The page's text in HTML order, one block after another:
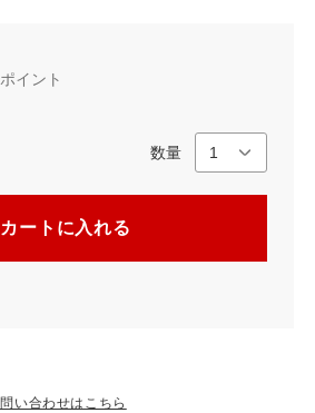
ポイント
数量
カートに入れる
い合わせはこちら